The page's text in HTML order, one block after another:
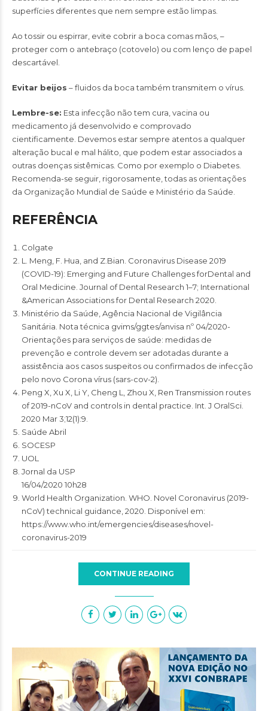
superfícies diferentes que nem sempre estão limpas.
Ao tossir ou espirrar, evite cobrir a boca comas mãos, –
proteger com o antebraço (cotovelo) ou com lenço de papel
descartável.
Evitar beijos – fluidos da boca também transmitem o vírus.
Lembre-se: Esta infecção não tem cura, vacina ou
medicamento já desenvolvido e comprovado
cientificamente. Devemos estar sempre atentos a qualquer
alteração bucal e mal hálito, que podem estar associados a
outras doenças sistêmicas. Como por exemplo o Diabetes.
Recomenda-se seguir, rigorosamente, todas as orientações
da Organização Mundial de Saúde e Ministério da Saúde.
REFERÊNCIA
Colgate
L. Meng, F. Hua, and Z.Bian. Coronavirus Disease 2019
(COVID-19): Emerging and Future Challenges forDental and
Oral Medicine. Journal of Dental Research 1–7; International
&American Associations for Dental Research 2020.
Ministério da Saúde, Agência Nacional de Vigilância
Sanitária. Nota técnica gvims/ggtes/anvisa nº 04/2020-
Orientações para serviços de saúde: medidas de
prevenção e controle devem ser adotadas durante a
assistência aos casos suspeitos ou confirmados de infecção
pelo novo Corona vírus (sars-cov-2).
Peng X, Xu X, Li Y, Cheng L, Zhou X, Ren Transmission routes
of 2019-nCoV and controls in dental practice. Int. J OralSci.
2020 Mar 3;12(1):9.
Saúde Abril
SOCESP
UOL
Jornal da USP
16/04/2020 10h28
World Health Organization. WHO. Novel Coronavirus (2019-
nCoV) technical guidance, 2020. Disponível em:
https://www.who.int/emergencies/diseases/novel-
coronavirus-2019
CONTINUE READING